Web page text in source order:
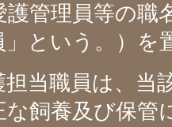
護管理員等の職
」という。）を
当職員は、当
な飼養及び保